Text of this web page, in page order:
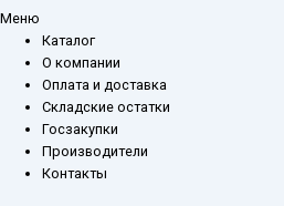
Меню
Каталог
О компании
Оплата и доставка
Складские остатки
Госзакупки
Производители
Контакты